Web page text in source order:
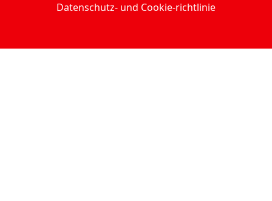
Datenschutz- und Cookie-richtlinie